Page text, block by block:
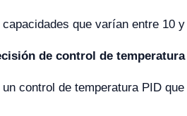
que varían entre 10
de control de
control de temperatura PID